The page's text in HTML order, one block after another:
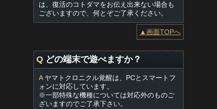
は、復活のコトダマをお伝え出来ない場合も
ございますので、何とぞご了承ください。
▲画面TOPへ
Q どの端末で遊べますか？
Aヤマトクロニクル覚醒は、PCとスマートフ
ォンに対応しています。
※一部特殊な機種については対応外のものご
ざいますのでご了承下さい。